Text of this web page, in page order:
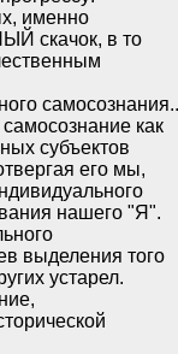
именно
скачок, в то
как
субъектов
его мы,
нашего "Я".
выделения того
устарел.